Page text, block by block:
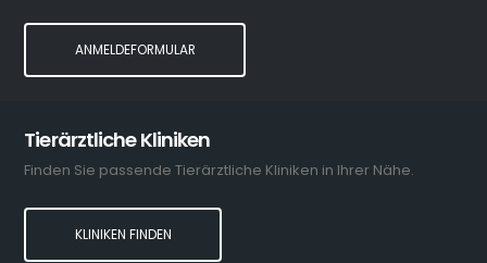
ANMELDEFORMULAR
Tierärztliche Kliniken
Finden Sie passende Tierärztliche Kliniken in Ihrer Nähe.
KLINIKEN FINDEN